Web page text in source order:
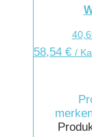
58,54 € /